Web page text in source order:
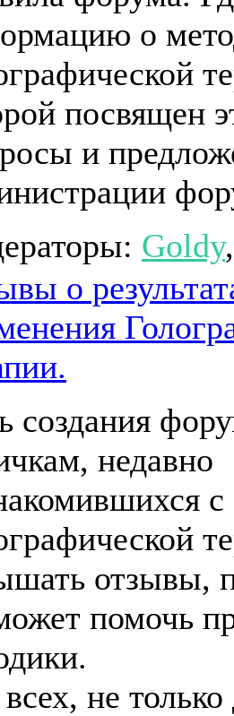
о
посвящен
и
Goldy
о
создания
недавно
с
отзывы,
помочь
не только